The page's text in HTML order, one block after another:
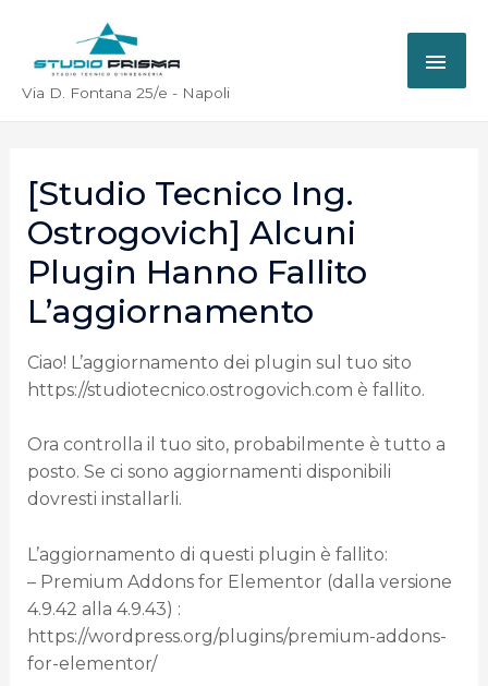
Via D. Fontana 25/e - Napoli
[Studio Tecnico Ing.
Ostrogovich] Alcuni
Plugin Hanno Fallito
L’aggiornamento
Ciao! L’aggiornamento dei plugin sul tuo sito
https://studiotecnico.ostrogovich.com è fallito.
Ora controlla il tuo sito, probabilmente è tutto a
posto. Se ci sono aggiornamenti disponibili
dovresti installarli.
L’aggiornamento di questi plugin è fallito:
– Premium Addons for Elementor (dalla versione
4.9.42 alla 4.9.43) :
https://wordpress.org/plugins/premium-addons-
for-elementor/